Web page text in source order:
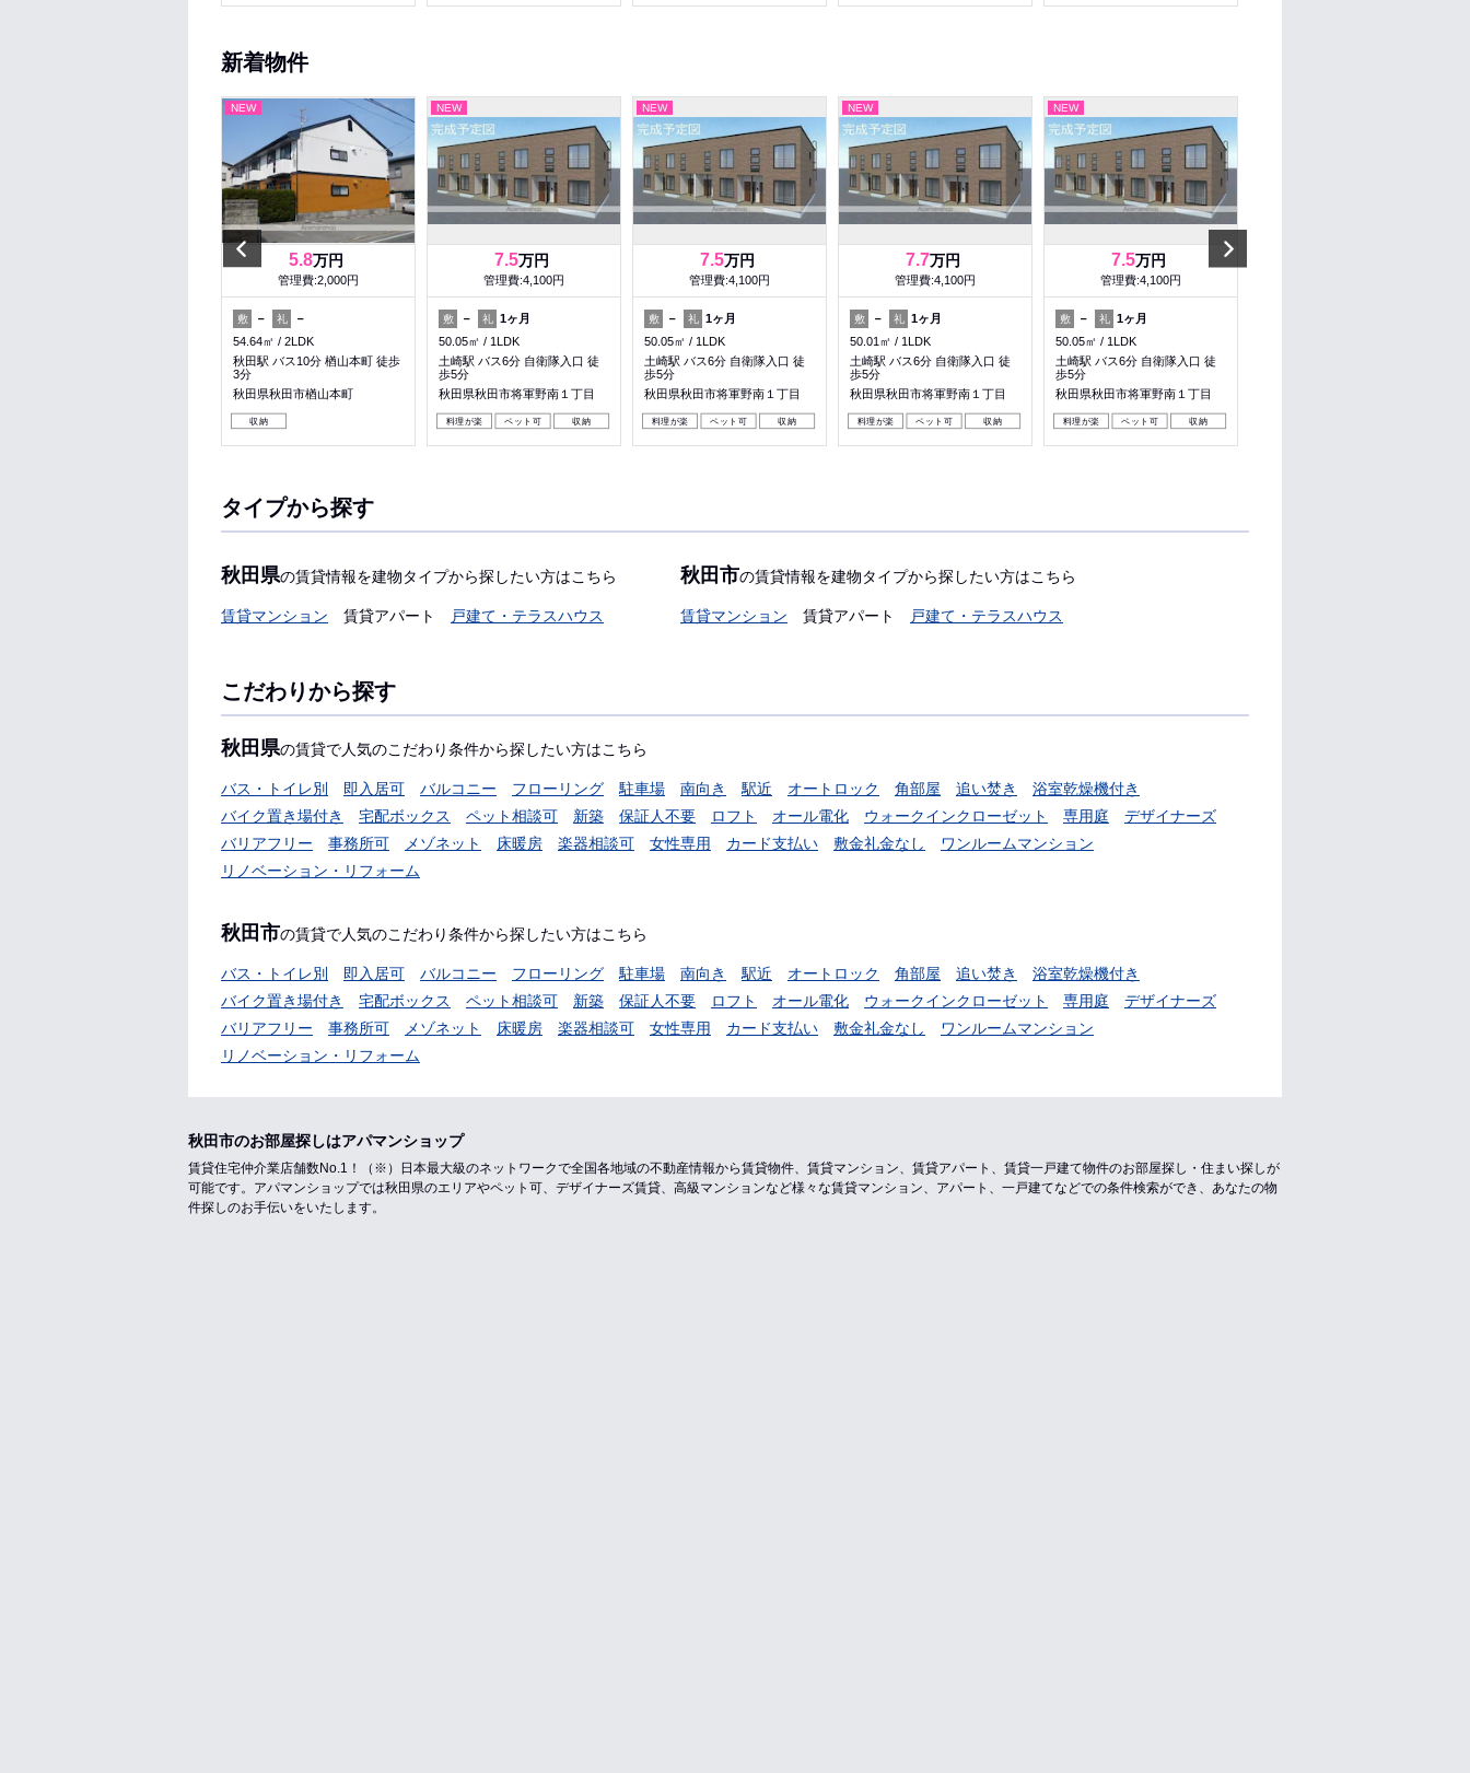
新着物件
Previous
NEW
5.8万円
管理費:2,000円
敷 － 礼
－
54.64㎡
2LDK
秋田駅 バス10分 楢山本町 徒歩
3分
秋田県秋田市楢山本町
収納
NEW
7.5万円
管理費:4,100円
敷 － 礼 1ヶ月
50.05㎡
1LDK
土崎駅 バス6分 自衛隊入口 徒
歩5分
秋田県秋田市将軍野南１丁目
料理が楽 ペット可 収納
NEW
7.5万円
管理費:4,100円
敷 － 礼 1ヶ月
50.05㎡
1LDK
土崎駅 バス6分 自衛隊入口 徒
歩5分
秋田県秋田市将軍野南１丁目
料理が楽 ペット可 収納
NEW
7.7万円
管理費:4,100円
敷 － 礼 1ヶ月
50.01㎡
1LDK
土崎駅 バス6分 自衛隊入口 徒
歩5分
秋田県秋田市将軍野南１丁目
料理が楽 ペット可 収納
NEW
7.5万円
管理費:4,100円
敷 － 礼 1ヶ月
50.05㎡
1LDK
土崎駅 バス6分 自衛隊入口 徒
歩5分
秋田県秋田市将軍野南１丁目
料理が楽 ペット可 収納
タイプから探す
秋田県の賃貸情報を建物タイプから探したい方はこちら
賃貸マンション 賃貸アパート 戸建て・テラスハウス
秋田市の賃貸情報を建物タイプから探したい方はこちら
賃貸マンション 賃貸アパート 戸建て・テラスハウス
こだわりから探す
秋田県の賃貸で人気のこだわり条件から探したい方はこちら
バス・トイレ別 即入居可 バルコニー フローリング 駐車場 南向き 駅近 オートロック 角部屋 追い焚き
浴室乾燥機付き
バイク置き場付き
宅配ボックス ペット相談可 新築 保証人不要 ロフト オール電化 ウォークインクローゼット 専用庭
デザイナーズ
バリアフリー
事務所可 メゾネット 床暖房 楽器相談可 女性専用 カード支払い 敷金礼金なし
ワンルームマンション
リノベーション・リフォーム
秋田市の賃貸で人気のこだわり条件から探したい方はこちら
バス・トイレ別 即入居可 バルコニー フローリング 駐車場 南向き 駅近 オートロック 角部屋 追い焚き
浴室乾燥機付き
バイク置き場付き
宅配ボックス ペット相談可 新築 保証人不要 ロフト オール電化 ウォークインクローゼット 専用庭
デザイナーズ
バリアフリー
事務所可 メゾネット 床暖房 楽器相談可 女性専用 カード支払い 敷金礼金なし
ワンルームマンション
リノベーション・リフォーム
秋田市のお部屋探しはアパマンショップ
賃貸住宅仲介業店舗数No.1！（※）日本最大級のネットワークで全国各地域の不動産情報から賃貸物件、賃貸マンション、賃貸アパート、賃貸一戸建て物件のお部屋探し・住まい探しが
可能です。アパマンショップでは秋田県のエリアやペット可、デザイナーズ賃貸、高級マンションなど様々な賃貸マンション、アパート、一戸建てなどでの条件検索ができ、あなたの物
件探しのお手伝いをいたします。